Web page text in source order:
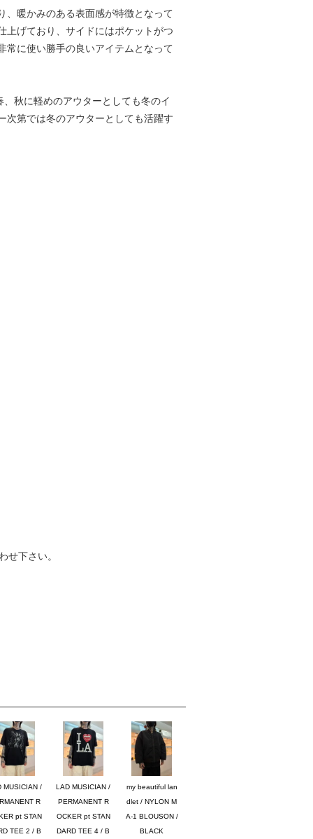
、暖かみのある表面感が特徴となって
上げており、サイドにはポケットがつ
常に使い勝手の良いアイテムとなって
秋に軽めのアウターとしても冬のイ
次第では冬のアウターとしても活躍す
せ下さい。
MUSICIAN /
R
pt STAN
TEE 2 / B
LAD MUSICIAN /
PERMANENT R
OCKER pt STAN
DARD TEE 4 / B
my beautiful lan
dlet / NYLON M
A-1 BLOUSON /
BLACK